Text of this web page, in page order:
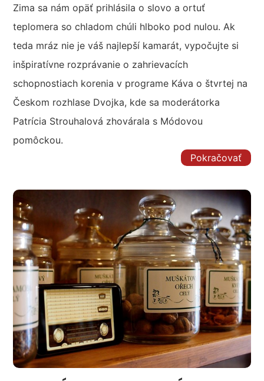
Zima sa nám opäť prihlásila o slovo a ortuť
teplomera so chladom chúli hlboko pod nulou. Ak
teda mráz nie je váš najlepší kamarát, vypočujte si
inšpiratívne rozprávanie o zahrievacích
schopnostiach korenia v programe Káva o štvrtej na
Českom rozhlase Dvojka, kde sa moderátorka
Patrícia Strouhalová zhovárala s Módovou
pomôckou.
Pokračovať